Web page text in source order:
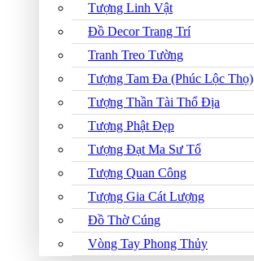
Tượng Linh Vật
Đồ Decor Trang Trí
Tranh Treo Tường
Tượng Tam Đa (Phúc Lộc Thọ)
Tượng Thần Tài Thổ Địa
Tượng Phật Đẹp
Tượng Đạt Ma Sư Tổ
Tượng Quan Công
Tượng Gia Cát Lượng
Đồ Thờ Cúng
Vòng Tay Phong Thủy